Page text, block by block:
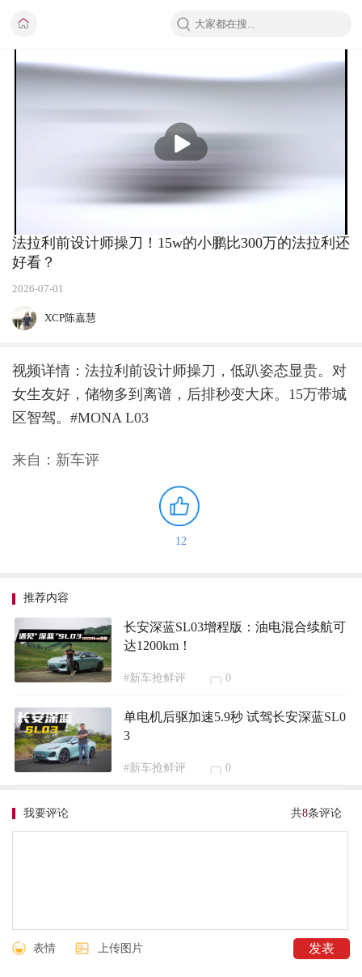
放
法拉利前设计师操刀！15w的小鹏比300万的法拉利还
好看？
2026-07-01
XCP陈嘉慧
视频详情：法拉利前设计师操刀，低趴姿态显贵。对
女生友好，储物多到离谱，后排秒变大床。15万带城
区智驾。#MONA L03
来自：新车评
12
推荐内容
长安深蓝SL03增程版：油电混合续航可
达1200km！
#新车抢鲜评 0
单电机后驱加速5.9秒 试驾长安深蓝SL0
3
#新车抢鲜评 0
共8条评论
我要评论
表情 上传图片